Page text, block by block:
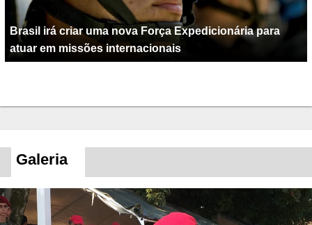
Brasil irá criar uma nova Força Expedicionária para
atuar em missões internacionais
Galeria